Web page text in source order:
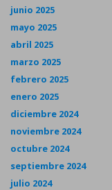
junio 2025
mayo 2025
abril 2025
marzo 2025
febrero 2025
enero 2025
diciembre 2024
noviembre 2024
octubre 2024
septiembre 2024
julio 2024